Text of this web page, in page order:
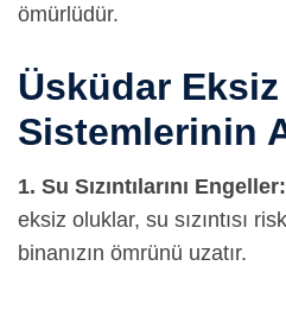
ömürlüdür.
Üsküdar
Sistemlerinin
1. Su Sızıntılarını Engeller:
eksiz oluklar, su sızıntısı
binanızın ömrünü uzatır.